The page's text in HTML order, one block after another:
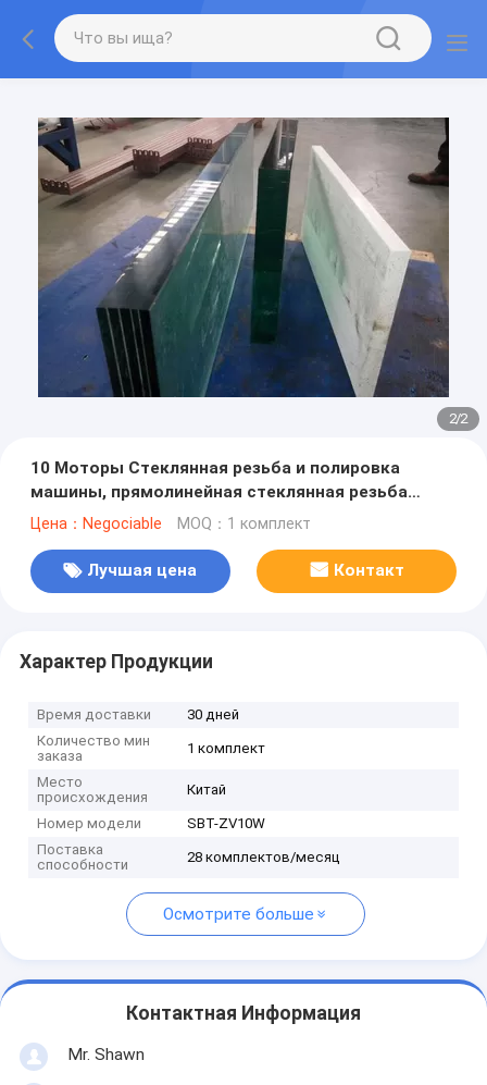
2/2
10 Моторы Стеклянная резьба и полировка
машины, прямолинейная стеклянная резьба
машина, прямолинейный стеклянный резьба
Цена：Negociable MOQ：1 комплект
Лучшая цена Контакт
Характер Продукции
Время доставки
30 дней
Количество мин
заказа
1 комплект
Место
происхождения
Китай
Номер модели
SBT-ZV10W
Поставка
способности
28 комплектов/месяц
Осмотрите больше
Контактная Информация
Mr. Shawn